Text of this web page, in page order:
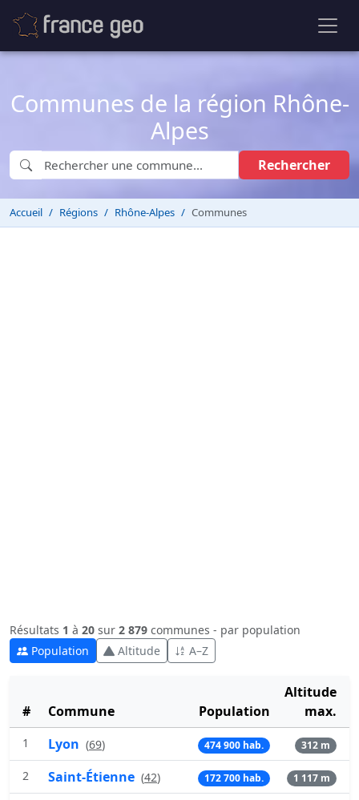
Communes de la région Rhône-
Alpes
Rechercher
Accueil Régions Rhône-Alpes Communes
Résultats 1 à 20 sur 2 879 communes - par population
Population
Altitude A–Z
# Commune Population
Altitude
max.
1 Lyon (69) 474 900 hab. 312 m
2 Saint-Étienne (42) 172 700 hab. 1 117 m